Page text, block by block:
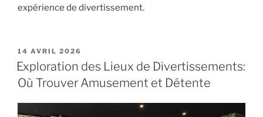
expérience de divertissement.
PUBLIÉ
LE
14 AVRIL 2026
Exploration des Lieux de Divertissements:
Où Trouver Amusement et Détente